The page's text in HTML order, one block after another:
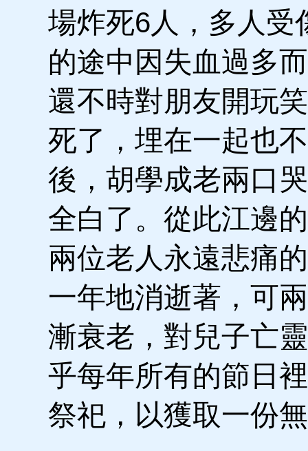
場炸死6人，多人受
的途中因失血過多
還不時對朋友開玩
死了，埋在一起也
後，胡學成老兩口
全白了。從此江邊
兩位老人永遠悲痛
一年地消逝著，可
漸衰老，對兒子亡
乎每年所有的節日
祭祀，以獲取一份